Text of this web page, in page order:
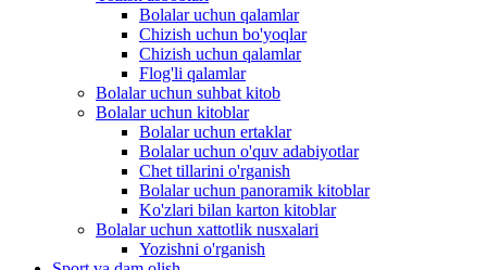
Bolalar uchun qalamlar
Chizish uchun bo'yoqlar
Chizish uchun qalamlar
Flog'li qalamlar
Bolalar uchun suhbat kitob
Bolalar uchun kitoblar
Bolalar uchun ertaklar
Bolalar uchun o'quv adabiyotlar
Chet tillarini o'rganish
Bolalar uchun panoramik kitoblar
Ko'zlari bilan karton kitoblar
Bolalar uchun xattotlik nusxalari
Yozishni o'rganish